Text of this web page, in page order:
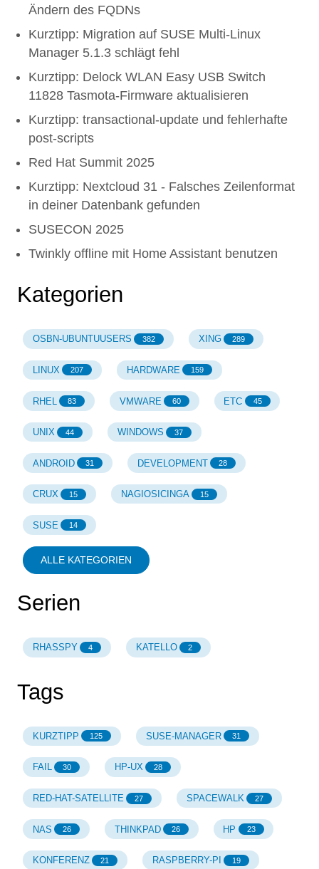
Ändern des FQDNs
Kurztipp: Migration auf SUSE Multi-Linux
Manager 5.1.3 schlägt fehl
Kurztipp: Delock WLAN Easy USB Switch
11828 Tasmota-Firmware aktualisieren
Kurztipp: transactional-update und fehlerhafte
post-scripts
Red Hat Summit 2025
Kurztipp: Nextcloud 31 - Falsches Zeilenformat
in deiner Datenbank gefunden
SUSECON 2025
Twinkly offline mit Home Assistant benutzen
Kategorien
OSBN-UBUNTUUSERS 382 XING 289
LINUX 207 HARDWARE 159
RHEL 83 VMWARE 60 ETC 45
UNIX 44 WINDOWS 37
ANDROID 31 DEVELOPMENT 28
CRUX 15 NAGIOSICINGA 15
SUSE 14
ALLE KATEGORIEN
Serien
RHASSPY 4 KATELLO 2
Tags
KURZTIPP 125 SUSE-MANAGER 31
FAIL 30 HP-UX 28
RED-HAT-SATELLITE 27 SPACEWALK 27
NAS 26 THINKPAD 26 HP 23
KONFERENZ 21 RASPBERRY-PI 19